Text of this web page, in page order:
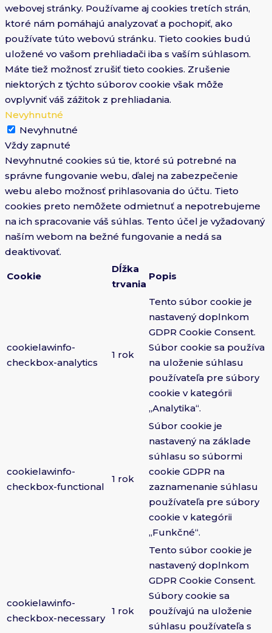
webovej stránky. Používame aj cookies tretích strán,
ktoré nám pomáhajú analyzovať a pochopiť, ako
používate túto webovú stránku. Tieto cookies budú
uložené vo vašom prehliadači iba s vaším súhlasom.
Máte tiež možnosť zrušiť tieto cookies. Zrušenie
niektorých z týchto súborov cookie však môže
ovplyvniť váš zážitok z prehliadania.
Nevyhnutné
Nevyhnutné
Vždy zapnuté
Nevyhnutné cookies sú tie, ktoré sú potrebné na
správne fungovanie webu, ďalej na zabezpečenie
webu alebo možnosť prihlasovania do účtu. Tieto
cookies preto nemôžete odmietnuť a nepotrebujeme
na ich spracovanie váš súhlas. Tento účel je vyžadovaný
naším webom na bežné fungovanie a nedá sa
deaktivovať.
Cookie
Dĺžka
trvania
Popis
cookielawinfo-
checkbox-analytics
1 rok
Tento súbor cookie je
nastavený doplnkom
GDPR Cookie Consent.
Súbor cookie sa používa
na uloženie súhlasu
používateľa pre súbory
cookie v kategórii
„Analytika“.
cookielawinfo-
checkbox-functional
1 rok
Súbor cookie je
nastavený na základe
súhlasu so súbormi
cookie GDPR na
zaznamenanie súhlasu
používateľa pre súbory
cookie v kategórii
„Funkčné“.
cookielawinfo-
checkbox-necessary
1 rok
Tento súbor cookie je
nastavený doplnkom
GDPR Cookie Consent.
Súbory cookie sa
používajú na uloženie
súhlasu používateľa s